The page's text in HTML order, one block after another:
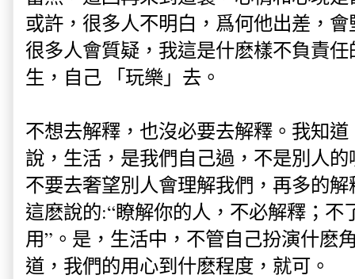
或許，很多人不明白，爲何他出差，
很多人會質疑，我這是什麽樣不負責
生，自己 「玩樂」去。
不想去解釋，也沒必要去解釋。我知
說，生活，是我們自己過，不是別人
不要去奢望別人會理解我們，再多的
這麽說的:“瞭解你的人，不必解釋；不
用”。是，生活中，不管自己扮演什麽
道，我們的用心到什麽程度，就可。